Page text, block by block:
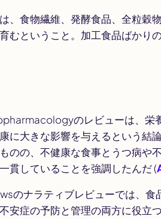
、食物繊維、発酵食品、全粒穀
むということ。加工食品ばかり
のレビューは、栄
に大きな影響を与えるという結
のの、不健康な食事とうつ病や
貫していることを強調したんだ (
のナラティブレビューでは、食
安症の予防と管理の両方に役立